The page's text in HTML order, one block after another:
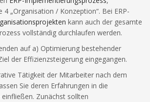
4 „Organisation / Konzeption“. Bei ERP-
kann auch der gesamte
vollständig durchlaufen werden.
auf a) Optimierung bestehender
der Effizienzsteigerung eingegangen.
Tätigkeit der Mitarbeiter nach dem
Sie deren Erfahrungen in die
Zunächst sollten